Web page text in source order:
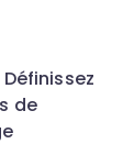
Définissez
de